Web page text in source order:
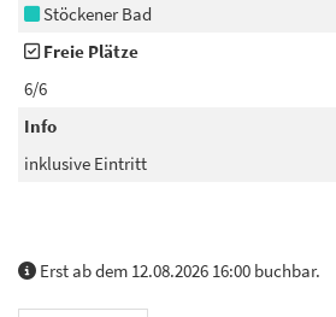
Stöckener Bad
Freie Plätze
6/6
Info
inklusive Eintritt
Erst ab dem 12.08.2026 16:00 buchbar.